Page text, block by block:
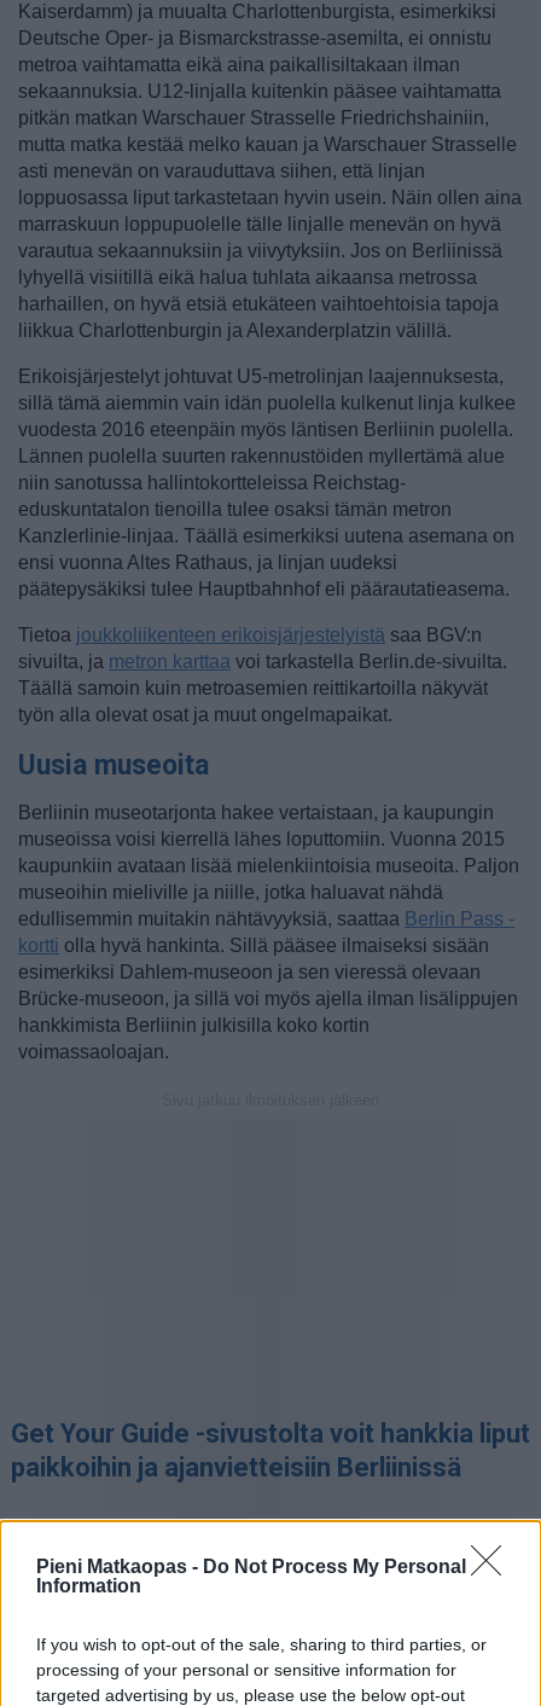
Pieni Matkaopas - Do Not Process My Personal
Information
If you wish to opt-out of the sale, sharing to third parties, or
processing of your personal or sensitive information for
targeted advertising by us, please use the below opt-out
Kaiserdamm) ja muualta Charlottenburgista, esimerkiksi
Deutsche Oper- ja Bismarckstrasse-asemilta, ei onnistu
metroa vaihtamatta eikä aina paikallisiltakaan ilman
sekaannuksia. U12-linjalla kuitenkin pääsee vaihtamatta
pitkän matkan Warschauer Strasselle Friedrichshainiin,
mutta matka kestää melko kauan ja Warschauer Strasselle
asti menevän on varauduttava siihen, että linjan
loppuosassa liput tarkastetaan hyvin usein. Näin ollen aina
marraskuun loppupuolelle tälle linjalle menevän on hyvä
varautua sekaannuksiin ja viivytyksiin. Jos on Berliinissä
lyhyellä visiitillä eikä halua tuhlata aikaansa metrossa
harhaillen, on hyvä etsiä etukäteen vaihtoehtoisia tapoja
liikkua Charlottenburgin ja Alexanderplatzin välillä.
Erikoisjärjestelyt johtuvat U5-metrolinjan laajennuksesta,
sillä tämä aiemmin vain idän puolella kulkenut linja kulkee
vuodesta 2016 eteenpäin myös läntisen Berliinin puolella.
Lännen puolella suurten rakennustöiden myllertämä alue
niin sanotussa hallintokortteleissa Reichstag-
eduskuntatalon tienoilla tulee osaksi tämän metron
Kanzlerlinie-linjaa. Täällä esimerkiksi uutena asemana on
ensi vuonna Altes Rathaus, ja linjan uudeksi
päätepysäkiksi tulee Hauptbahnhof eli päärautatieasema.
Tietoa joukkoliikenteen erikoisjärjestelyistä saa BGV:n
sivuilta, ja metron karttaa voi tarkastella Berlin.de-sivuilta.
Täällä samoin kuin metroasemien reittikartoilla näkyvät
työn alla olevat osat ja muut ongelmapaikat.
Uusia museoita
Berliinin museotarjonta hakee vertaistaan, ja kaupungin
museoissa voisi kierrellä lähes loputtomiin. Vuonna 2015
kaupunkiin avataan lisää mielenkiintoisia museoita. Paljon
museoihin mieliville ja niille, jotka haluavat nähdä
edullisemmin muitakin nähtävyyksiä, saattaa Berlin Pass -
kortti olla hyvä hankinta. Sillä pääsee ilmaiseksi sisään
esimerkiksi Dahlem-museoon ja sen vieressä olevaan
Brücke-museoon, ja sillä voi myös ajella ilman lisälippujen
hankkimista Berliinin julkisilla koko kortin
voimassaoloajan.
Get Your Guide -sivustolta voit hankkia liput
paikkoihin ja ajanvietteisiin Berliinissä